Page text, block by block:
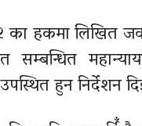
हकमा लिखित
हुन निर्देशन